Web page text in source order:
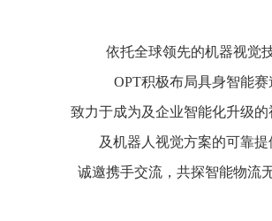
依托全球领先的机器视觉
OPT积极布局具身智能赛
致力于成为及企业智能化升级的
及机器人 视觉方案的可靠提
诚邀携手交流，共探智能物流